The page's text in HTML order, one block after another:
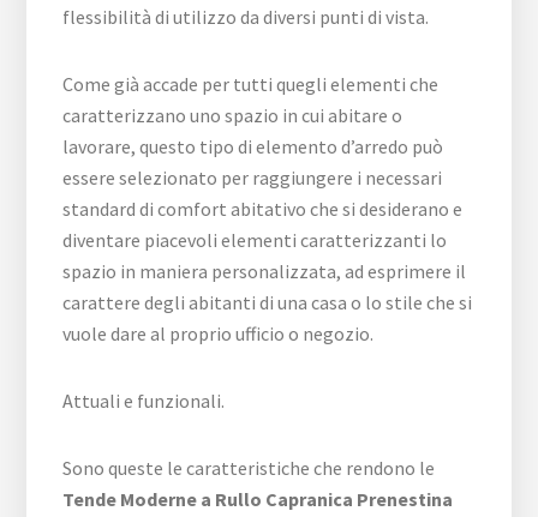
flessibilità di utilizzo da diversi punti di vista.
Come già accade per tutti quegli elementi che
caratterizzano uno spazio in cui abitare o
lavorare, questo tipo di elemento d’arredo può
essere selezionato per raggiungere i necessari
standard di comfort abitativo che si desiderano e
diventare piacevoli elementi caratterizzanti lo
spazio in maniera personalizzata, ad esprimere il
carattere degli abitanti di una casa o lo stile che si
vuole dare al proprio ufficio o negozio.
Attuali e funzionali.
Sono queste le caratteristiche che rendono le
Tende Moderne a Rullo Capranica Prenestina